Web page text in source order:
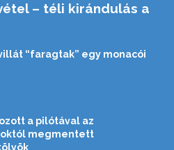
– téli kirándulás a
“faragtak” egy monacói
a pilótával az
megmentett